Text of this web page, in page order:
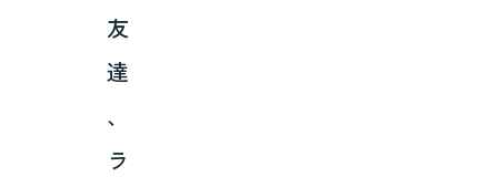
友
達
、
ラ